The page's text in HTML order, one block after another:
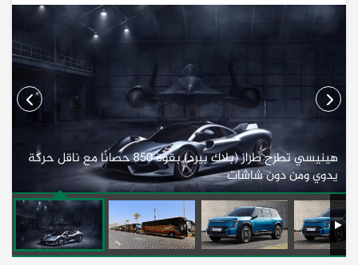
هينيسي تطرح طراز (بلاك بيرد) بقوة 850 حصانًا مع ناقل حركة
يدوي ومن دون شاشات